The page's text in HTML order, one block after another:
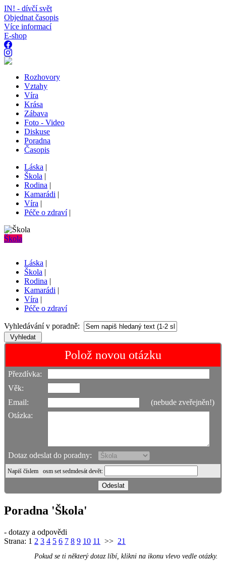
IN! - dívčí svět
Objednat časopis
Více informací
E-shop
Rozhovory
Vztahy
Víra
Krása
Zábava
Foto - Video
Diskuse
Poradna
Časopis
Láska |
Škola |
Rodina |
Kamarádi |
Víra |
Péče o zdraví|
Škola
Láska |
Škola |
Rodina |
Kamarádi |
Víra |
Péče o zdraví
Vyhledávání v poradně:
Polož novou otázku
Přezdívka:
Věk:
Email:
(nebude zveřejněn!)
Otázka:
Dotaz odeslat do poradny:
Napiš číslem osm set sedmdesát devět:
Poradna 'Škola'
- dotazy a odpovědi
Strana: 1 2 3 4 5 6 7 8 9 10 11 >> 21
Pokud se ti některý dotaz líbí, klikni na ikonu vlevo vedle otázky.